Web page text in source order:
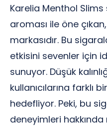
Karelia Menthol
aroması ile öne
markasıdır. Bu
etkisini sevenler için
sunuyor. Düşük
kullanıcılarına farklı
hedefliyor. Peki, bu
deneyimleri